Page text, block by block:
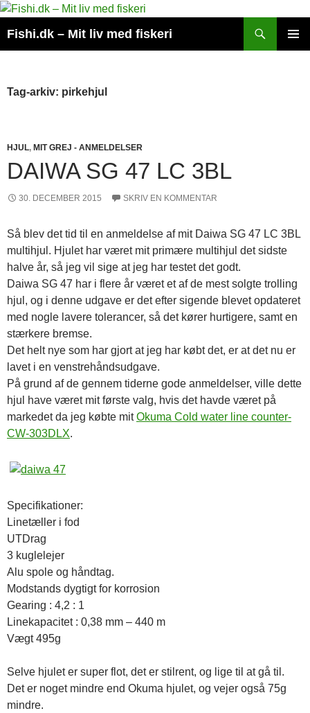
Hop
indhold
Fishi.dk – Mit liv med fiskeri
Tag-arkiv: pirkehjul
HJUL, MIT GREJ - ANMELDELSER
DAIWA SG 47 LC 3BL
30. DECEMBER 2015 SKRIV EN KOMMENTAR
Så blev det tid til en anmeldelse af mit Daiwa SG 47 LC 3BL
multihjul. Hjulet har været mit primære multihjul det sidste
halve år, så jeg vil sige at jeg har testet det godt.
Daiwa SG 47 har i flere år været et af de mest solgte trolling
hjul, og i denne udgave er det efter sigende blevet opdateret
med nogle lavere tolerancer, så det kører hurtigere, samt en
stærkere bremse.
Det helt nye som har gjort at jeg har købt det, er at det nu er
lavet i en venstrehåndsudgave.
På grund af de gennem tiderne gode anmeldelser, ville dette
hjul have været mit første valg, hvis det havde været på
markedet da jeg købte mitOkuma Cold water line counter-
CW-303DLX.
Specifikationer:
Linetæller i fod
UTDrag
3 kuglelejer
Alu spole og håndtag.
Modstands dygtigt for korrosion
Gearing : 4,2 : 1
Linekapacitet : 0,38 mm – 440 m
Vægt 495g
Selve hjulet er super flot, det er stilrent, og lige til at gå til.
Det er noget mindre end Okuma hjulet, og vejer også 75g
mindre.